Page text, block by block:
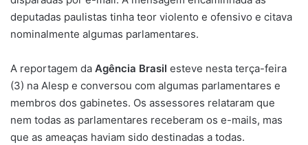
deputadas paulistas tinha teor violento e ofensivo e citava
nominalmente algumas parlamentares.
A reportagem da Agência Brasil esteve nesta terça-feira
(3) na Alesp e conversou com algumas parlamentares e
membros dos gabinetes. Os assessores relataram que
nem todas as parlamentares receberam os e-mails, mas
que as ameaças haviam sido destinadas a todas.